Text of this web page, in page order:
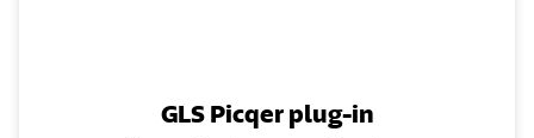
GLS Picqer plug-in